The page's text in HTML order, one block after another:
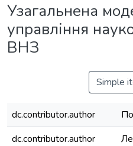
Узагальнена
управління
ВНЗ
Simple
dc.contributor.author
dc.contributor.author